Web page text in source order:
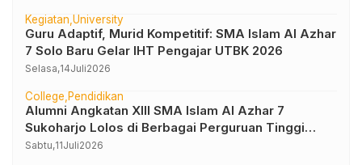
Kegiatan University
Guru Adaptif, Murid Kompetitif: SMA Islam Al Azhar
7 Solo Baru Gelar IHT Pengajar UTBK 2026
Selasa,14Juli2026
College Pendidikan
Alumni Angkatan XIII SMA Islam Al Azhar 7
Sukoharjo Lolos di Berbagai Perguruan Tinggi
Negeri dan Luar Negeri
Sabtu,11Juli2026